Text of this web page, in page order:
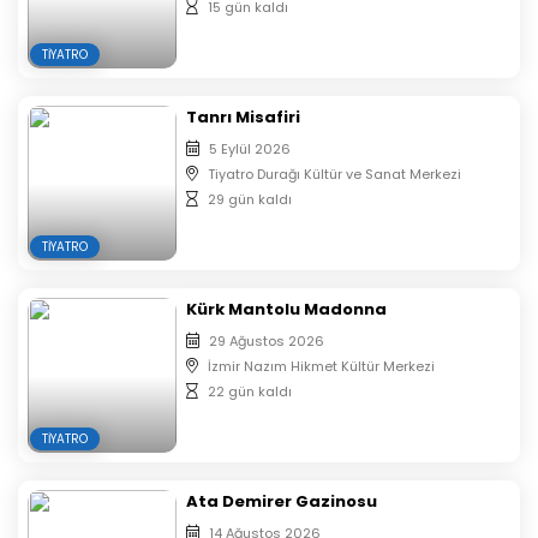
Eraycan Eşkin
Esra Kocabaş
Gökhan Akgül
Selin Solaker
Damra Dinçer
Yasmin Kartal
Makyaj ve Kostüm:
İrem Tuna
Ses ve Işık:
TIYATRO
15 gün kaldı
TIYATRO
Tanrı Misafiri
5 Eylül 2026
Tiyatro Durağı Kültür ve Sanat Merkezi
29 gün kaldı
TIYATRO
Kürk Mantolu Madonna
29 Ağustos 2026
İzmir Nazım Hikmet Kültür Merkezi
22 gün kaldı
Ata Demirer Gazinosu
14 Ağustos 2026